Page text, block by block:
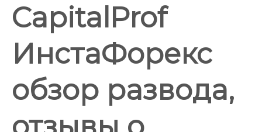
CapitalProf
ИнстаФорекс
обзор развода,